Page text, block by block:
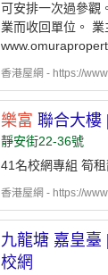
可安排一次過參觀
業而收回單位。
香港屋網 - https://
樂富 聯合大樓
靜安街22-36號
41名校網專組 筍
香港屋網 - https://
九龍塘 嘉皇臺
校網